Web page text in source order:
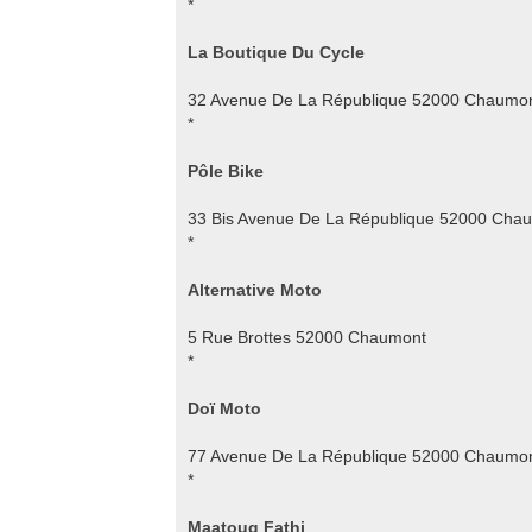
*
La Boutique Du Cycle
32 Avenue De La République 52000
*
Pôle Bike
33 Bis Avenue De La République 52000
*
Alternative Moto
5 Rue Brottes 52000 Chaumont
*
Doï Moto
77 Avenue De La République 52000
*
Maatoug Fathi